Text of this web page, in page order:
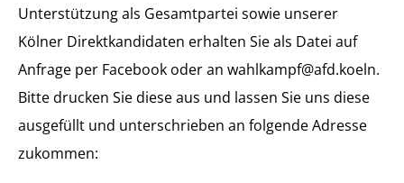
Unterstützung als Gesamtpartei sowie unserer
Kölner Direktkandidaten erhalten Sie als Datei auf
Anfrage per Facebook oder an wahlkampf@afd.koeln.
Bitte drucken Sie diese aus und lassen Sie uns diese
ausgefüllt und unterschrieben an folgende Adresse
zukommen: